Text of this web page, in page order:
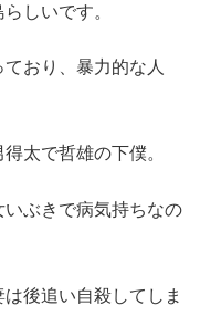
しいです。
おり、暴力的な人
太で哲雄の下僕。
ぶきで病気持ちなの
後追い自殺してしま